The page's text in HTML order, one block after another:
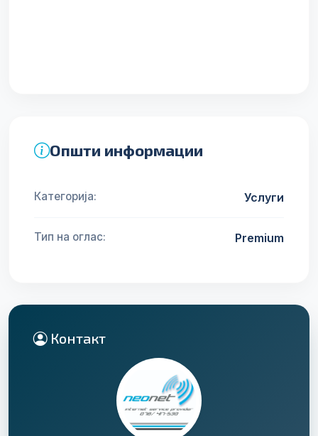
Општи информации
Категорија: Услуги
Тип на оглас: Premium
Контакт